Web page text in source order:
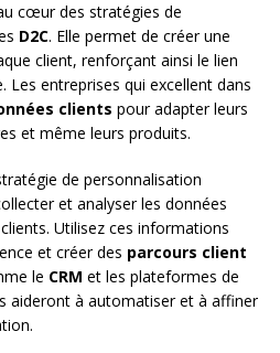
cœur des stratégies de
D2C. Elle permet de créer une
client, renforçant ainsi le lien
Les entreprises qui excellent dans
clients pour adapter leurs
et même leurs produits.
de personnalisation
et analyser les données
Utilisez ces informations
et créer des parcours client
le CRM et les plateformes de
aideront à automatiser et à affiner